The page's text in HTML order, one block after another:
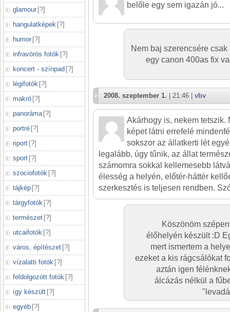
glamour [?]
hangulatképek [?]
humor [?]
infravörös fotók [?]
koncert - színpad [?]
légifotók [?]
makró [?]
panoráma [?]
portré [?]
riport [?]
sport [?]
szociofotók [?]
tájkép [?]
tárgyfotók [?]
természet [?]
utcaifotók [?]
város, építészet [?]
vízalatti fotók [?]
feldolgozott fotók [?]
így készült [?]
egyéb [?]
belőle egy sem igazán jó...
Nem baj szerencsére
egy canon 400as fix
2008. szeptember 1. | 21:46 | vbv
Akárhogy is, nekem tetszik.
képet látni errefelé
sokszor az állatkerti lét
legalább, úgy tűnik, az állat
számomra sokkal kellemesebb
élesség a helyén, előtér-háttér
szerkesztés is teljesen rendben.
Köszönöm
élőhelyén készült :D
mert ismertem a
ezeket a kis rágcsálókat
aztán igen
álcázás nélkül a